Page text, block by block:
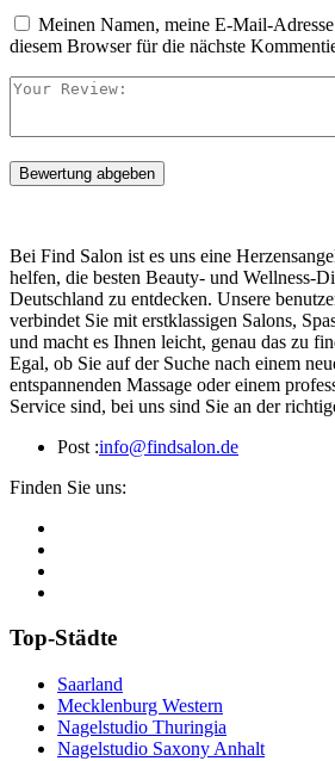
Meinen Namen, meine E-Mail-
diesem Browser für die nächste
Bewertung abgeben
Bei Find Salon ist es uns eine
helfen, die besten Beauty- und Wellness-
Deutschland zu entdecken. Unsere
verbindet Sie mit erstklassigen Salons,
und macht es Ihnen leicht, genau das zu
Egal, ob Sie auf der Suche nach einem
entspannenden Massage oder einem
Service sind, bei uns sind Sie an der
Post :info@findsalon.de
Finden Sie uns:
Top-Städte
Saarland
Mecklenburg Western
Nagelstudio Thuringia
Nagelstudio Saxony Anhalt